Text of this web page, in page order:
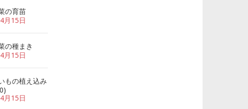
の育苗
月15日
の種まき
月15日
もの植え込み
月15日